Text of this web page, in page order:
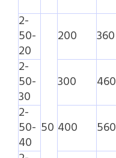
2-
50-
20
50
200 360
2-
50-
30
300
460
2-
50-
40
400
560